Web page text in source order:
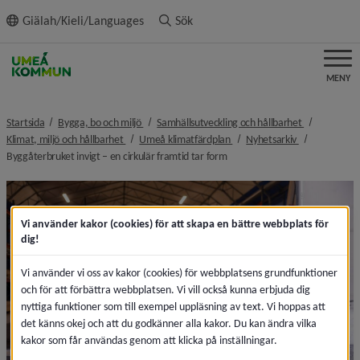
innehållet
Giälah/Kieli/Languages Sök
MENY
Startsida Bygga, bo och miljö nivå i brödsmulenavigeringen
Samhällsutveckling och hållbarhet nivå i
Klimat, miljö och hållbarhet nivå i brödsmulenavigeringen
Umeå klimatfärdplan nivå i brödsmulenavigeringen
Nyhetsarkiv nivå i
Byggåterbruket invigt – en cirkulär framtid tar formnivå i brödsmulenavigeringen
Vi använder kakor (cookies) för att skapa en bättre webbplats för
dig!
Vi använder vi oss av kakor (cookies) för webbplatsens grundfunktioner
och för att förbättra webbplatsen. Vi vill också kunna erbjuda dig
nyttiga funktioner som till exempel uppläsning av text. Vi hoppas att
det känns okej och att du godkänner alla kakor. Du kan ändra vilka
kakor som får användas genom att klicka på inställningar.